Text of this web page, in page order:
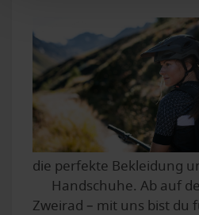
die perfekte Bekleidung
Handschuhe. Ab auf
Zweirad – mit uns bist du